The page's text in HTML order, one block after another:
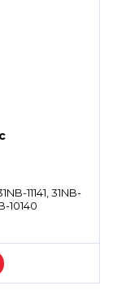
11141, 31NB-
10140